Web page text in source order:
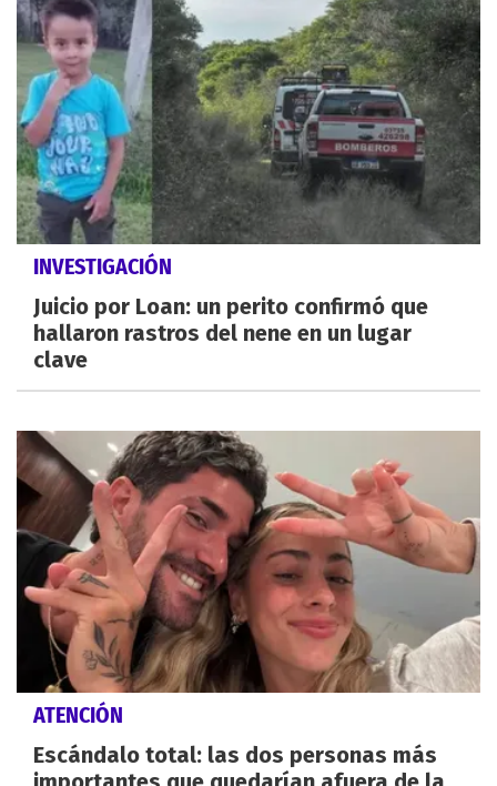
INVESTIGACIÓN
Juicio por Loan: un perito confirmó que
hallaron rastros del nene en un lugar
clave
ATENCIÓN
Escándalo total: las dos personas más